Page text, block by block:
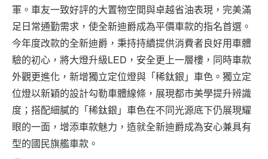
軍。車友一致好評的大置物空間與卓越省油表現，完美滿
足日常通勤需求，使全新迪爵成為平價車款的指名首選。
今年度改款的全新迪爵，秉持持續提供消費者良好用車體
驗的初心，將大燈升級LED，安全更上一層樓，同時車款
外觀更進化，新增獨立定位燈與「稀鈦銀」車色。獨立定
位燈以新穎的設計勾勒車體線條，展現都市美學提升辨識
度；搭配細膩的「稀鈦銀」車色在不同光源底下仍展現耀
眼的一面，增添車款魅力，造就全新迪爵成為安心兼具有
型的國民旗艦車款。